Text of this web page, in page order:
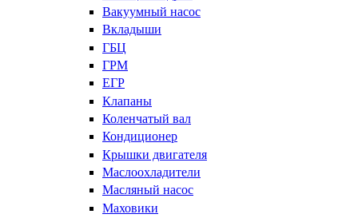
Вакуумный насос
Вкладыши
ГБЦ
ГРМ
ЕГР
Клапаны
Коленчатый вал
Кондиционер
Крышки двигателя
Маслоохладители
Масляный насос
Маховики